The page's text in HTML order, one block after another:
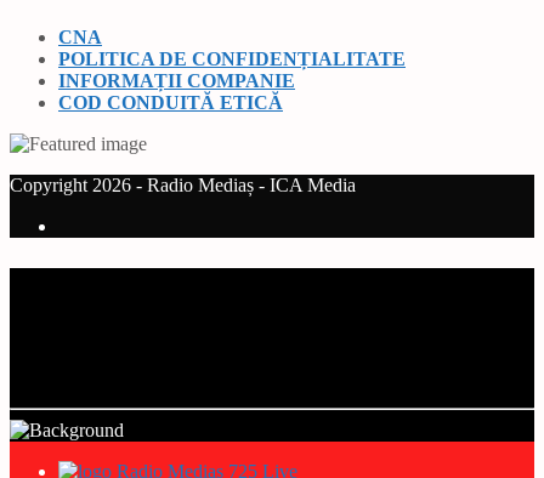
CNA
POLITICA DE CONFIDENȚIALITATE
INFORMAȚII COMPANIE
COD CONDUITĂ ETICĂ
Copyright 2026 - Radio Mediaș - ICA Media
Radio Mediaș 725 Live